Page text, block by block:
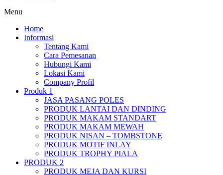
Menu
Home
Informasi
Tentang Kami
Cara Pemesanan
Hubungi Kami
Lokasi Kami
Company Profil
Produk 1
JASA PASANG POLES
PRODUK LANTAI DAN DINDING
PRODUK MAKAM STANDART
PRODUK MAKAM MEWAH
PRODUK NISAN – TOMBSTONE
PRODUK MOTIF INLAY
PRODUK TROPHY PIALA
PRODUK 2
PRODUK MEJA DAN KURSI